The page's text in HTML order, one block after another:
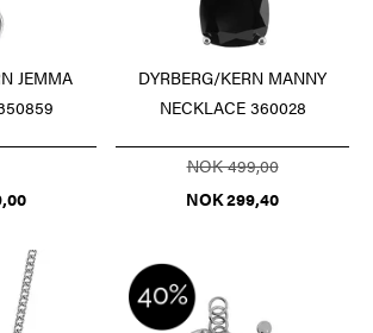
JEMMA
DYRBERG/KERN MANNY
NECKLACE 360028
NOK 499,00
NOK 299,40